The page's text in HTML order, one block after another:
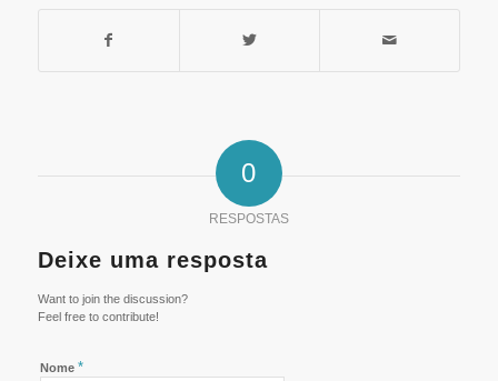
0
RESPOSTAS
Deixe uma resposta
Want to join the discussion?
Feel free to contribute!
Nome *